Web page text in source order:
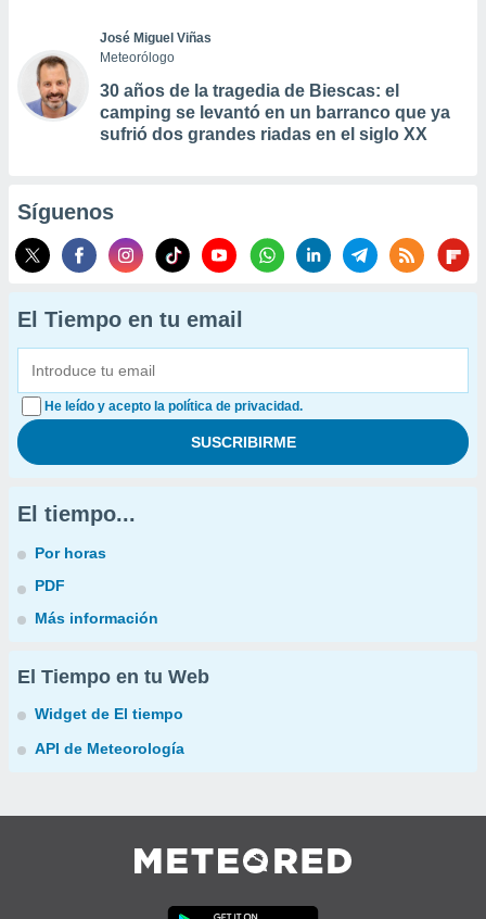
José Miguel Viñas
Meteorólogo
30 años de la tragedia de Biescas: el
camping se levantó en un barranco que ya
sufrió dos grandes riadas en el siglo XX
Síguenos
El Tiempo en tu email
He leído y acepto la política de privacidad.
El tiempo...
Por horas
PDF
Más información
El Tiempo en tu Web
Widget de El tiempo
API de Meteorología